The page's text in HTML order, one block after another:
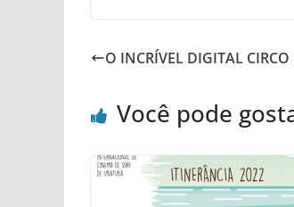
O INCRÍVEL DIGITAL
Você pode